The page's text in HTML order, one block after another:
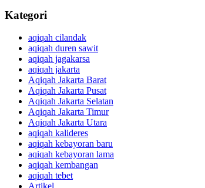
Kategori
aqiqah cilandak
aqiqah duren sawit
aqiqah jagakarsa
aqiqah jakarta
Aqiqah Jakarta Barat
Aqiqah Jakarta Pusat
Aqiqah Jakarta Selatan
Aqiqah Jakarta Timur
Aqiqah Jakarta Utara
aqiqah kalideres
aqiqah kebayoran baru
aqiqah kebayoran lama
aqiqah kembangan
aqiqah tebet